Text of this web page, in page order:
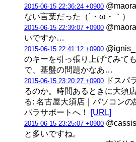
2015-06-15 22:36:24 +0900
ない言葉だった（´・ω・｀）
2015-06-15 22:39:07 +0900
いですか…
2015-06-15 22:41:12 +0900
のキーを引っ張り上げてみて
で、基盤の問題かなあ…
2015-06-15 23:20:27 +0900 ドスパ
るのか。時間あるときに大須
る: 名古屋大須店｜パソコン
パラサポートへ！
[URL]
2015-06-15 23:25:07 +0900
と多いですね。